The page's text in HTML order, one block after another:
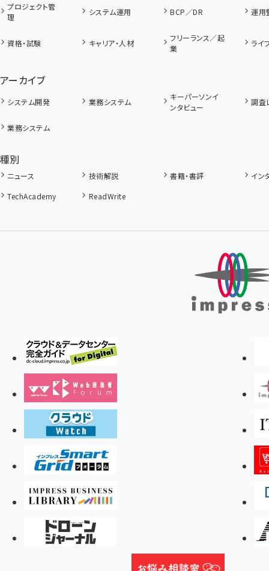
プロジェクト管
理
システム運用 BCP／DR 運用
資格・試験 キャリア・人材
フリーランス／起
業
ライ
アーカイブ
システム開発 業務システム
キーパーソンイ
ンタビュー
調査
業務システム
種別
ニュース 技術解説 書籍・書評
イン
TechAcademy
ReadWrite